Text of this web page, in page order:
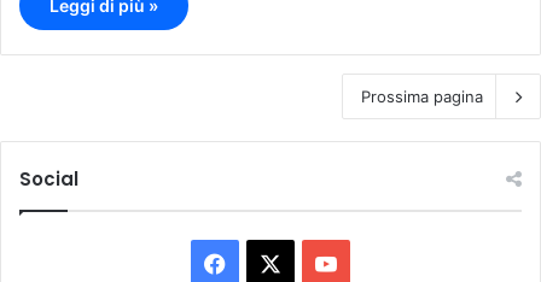
Leggi di più »
Prossima pagina
Social